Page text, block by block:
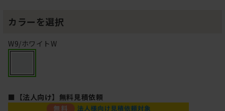
カラーを選択
W9/ホワイトW
■【法人向け】無料見積依頼